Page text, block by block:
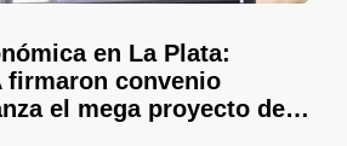
en La Plata:
firmaron convenio
el mega proyecto de